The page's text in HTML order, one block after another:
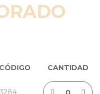
CÓDIGO CANTIDAD